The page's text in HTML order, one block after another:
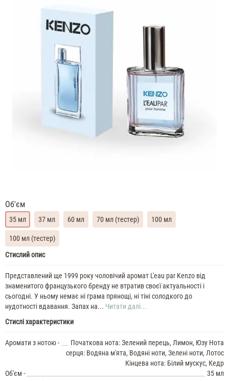
Об'єм
35 мл 37 мл 60 мл 70 мл (тестер) 100 мл
100 мл (тестер)
Kenzo
Kenzo
Pour
Homme
35
Духи
LEau
Homme
Стислий опис
Представлений ще 1999 року чоловічий аромат L'eau par Kenzo від
знаменитого французького бренду не втратив своєї актуальності і
сьогодні. У ньому немає ні грама прянощі, ні тіні солодкого до
нудотності вдавання. Запах на... Читати далі...
Стислі характеристики
Аромати з нотою -
Початкова нота: Зелений перець, Лимон, Юзу Нота
серця: Водяна м'ята, Водяні ноти, Зелені ноти, Лотос
Кінцева нота: Білий мускус, Кедр
Об'єм -
35 мл